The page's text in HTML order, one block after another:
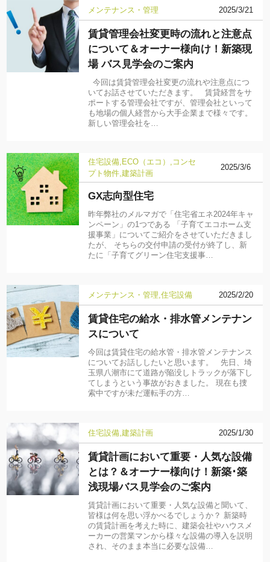
メンテナンス・管理 2025/3/21
賃貸管理会社変更時の流れと注意点
について＆オーナー様向け！新築現
場 バス見学会のご案内
今回は賃貸管理会社変更の流れや注意点につ
いてお話させていただきます。 賃貸経営をサ
ポートする管理会社ですが、管理会社といって
も地場の個人経営から大手企業まで様々です。
新しい管理会社を…
住宅設備 ECO（エコ）
コンセ
プト物件 建築計画
2025/3/6
GX志向型住宅
昨年弊社のメルマガで「住宅省エネ2024年キャ
ンペーン」の1つである 「子育てエコホーム支
援事業」についてご紹介をさせていただきまし
たが、 そちらの交付申請の受付が終了し、新
たに「子育てグリーン住宅支援事…
メンテナンス・管理 住宅設備 2025/2/20
賃貸住宅の給水・排水管メンテナン
スについて
今回は賃貸住宅の給水管・排水管メンテナンス
についてお話ししたいと思います。 先日、埼
玉県八潮市にて道路が陥没しトラックが落下し
てしまうという事故がおきました。 現在も捜
索中ですが未だ運転手の方…
住宅設備 建築計画 2025/1/30
賃貸計画において重要・人気な設備
とは？＆オーナー様向け！新築･築
浅現場バス見学会のご案内
賃貸計画において重要・人気な設備と聞いて、
皆様は何を思い浮かべるでしょうか？ 新築時
の賃貸計画を考えた時に、建築会社やハウスメ
ーカーの営業マンから様々な設備の導入を説明
され、そのまま本当に必要な設備…